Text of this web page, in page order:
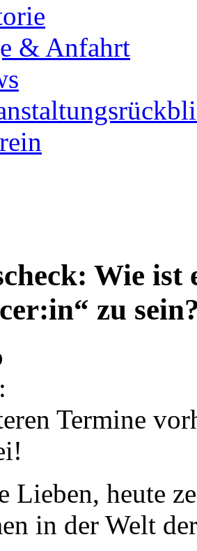
& Anfahrt
Wie ist
zu
Termine
Lieben, heute
in der Welt